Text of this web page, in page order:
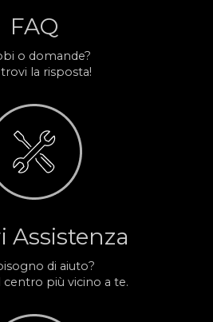
FAQ
o domande?
la risposta!
Assistenza
di aiuto?
centro più vicino a te.